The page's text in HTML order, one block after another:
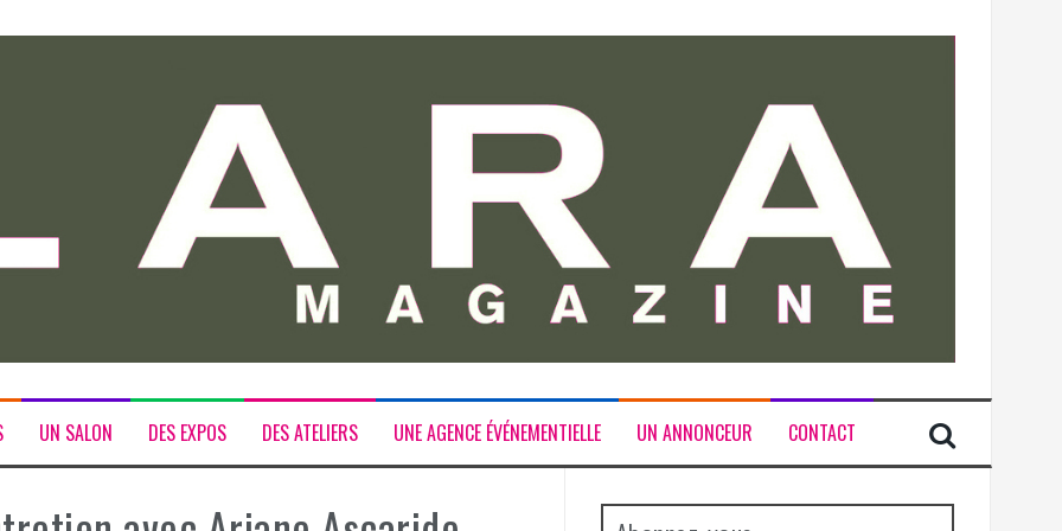
UN SALON DES EXPOS DES ATELIERS UNE AGENCE ÉVÉNEMENTIELLE UN ANNONCEUR CONTACT